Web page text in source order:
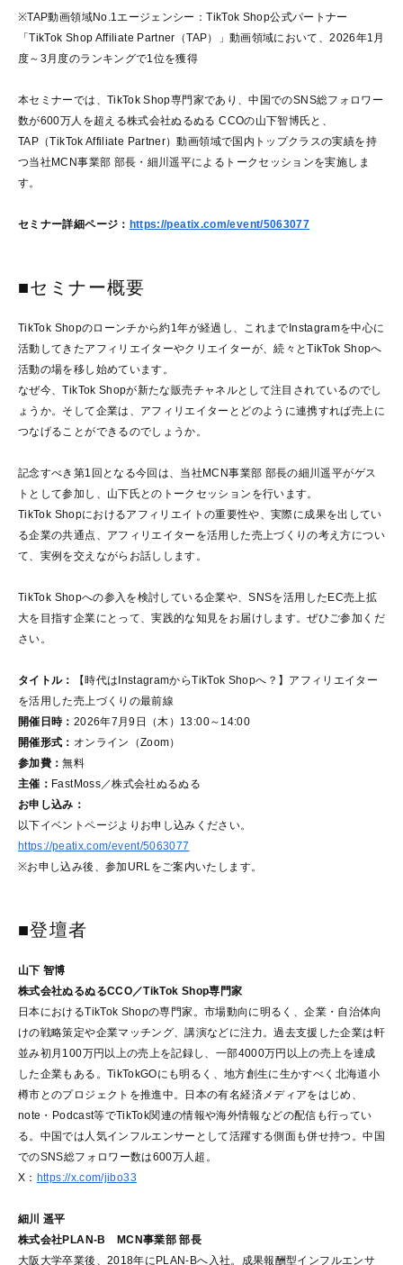
※TAP動画領域No.1エージェンシー：TikTok Shop公式パートナー
「TikTok Shop Affiliate Partner（TAP）」動画領域において、2026年1月
度～3月度のランキングで1位を獲得
本セミナーでは、TikTok Shop専門家であり、中国でのSNS総フォロワー
数が600万人を超える株式会社ぬるぬる CCOの山下智博氏と、
TAP（TikTok Affiliate Partner）動画領域で国内トップクラスの実績を持
つ当社MCN事業部 部長・細川遥平によるトークセッションを実施しま
す。
セミナー詳細ページ： https://peatix.com/event/5063077
■セミナー概要
TikTok Shopのローンチから約1年が経過し、これまでInstagramを中心に
活動してきたアフィリエイターやクリエイターが、続々とTikTok Shopへ
活動の場を移し始めています。
なぜ今、TikTok Shopが新たな販売チャネルとして注目されているのでし
ょうか。そして企業は、アフィリエイターとどのように連携すれば売上に
つなげることができるのでしょうか。
記念すべき第1回となる今回は、当社MCN事業部 部長の細川遥平がゲス
トとして参加し、山下氏とのトークセッションを行います。
TikTok Shopにおけるアフィリエイトの重要性や、実際に成果を出してい
る企業の共通点、アフィリエイターを活用した売上づくりの考え方につい
て、実例を交えながらお話しします。
TikTok Shopへの参入を検討している企業や、SNSを活用したEC売上拡
大を目指す企業にとって、実践的な知見をお届けします。ぜひご参加くだ
さい。
タイトル：
【時代はInstagramからTikTok Shopへ？】アフィリエイター
を活用した売上づくりの最前線
開催日時： 2026年7月9日（木）13:00～14:00
開催形式： オンライン（Zoom）
参加費：無料
主催： FastMoss／株式会社ぬるぬる
お申し込み：
以下イベントページよりお申し込みください。
https://peatix.com/event/5063077
※お申し込み後、参加URLをご案内いたします。
■登壇者
山下 智博
株式会社ぬるぬるCCO／TikTok Shop専門家
日本におけるTikTok Shopの専門家。市場動向に明るく、企業・自治体向
けの戦略策定や企業マッチング、講演などに注力。過去支援した企業は軒
並み初月100万円以上の売上を記録し、一部4000万円以上の売上を達成
した企業もある。TikTokGOにも明るく、地方創生に生かすべく北海道小
樽市とのプロジェクトを推進中。日本の有名経済メディアをはじめ、
note・Podcast等でTikTok関連の情報や海外情報などの配信も行ってい
る。中国では人気インフルエンサーとして活躍する側面も併せ持つ。中国
でのSNS総フォロワー数は600万人超。
X： https://x.com/jibo33
細川 遥平
株式会社PLAN-B MCN事業部 部長
大阪大学卒業後、2018年にPLAN-Bへ入社。成果報酬型インフルエンサ